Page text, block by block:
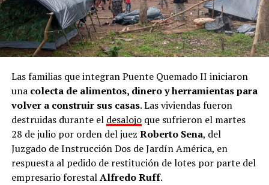
Las familias que integran Puente Quemado II iniciaron
unacolecta de alimentos, dinero y herramientas para
volver a construir sus casas. Las viviendas fueron
destruidas durante el desalojoque sufrieron el martes
28 de julio por orden del juez Roberto Sena, del
Juzgado de Instrucción Dos de Jardín América, en
respuesta al pedido de restitución de lotes por parte del
empresario forestalAlfredo Ruff.